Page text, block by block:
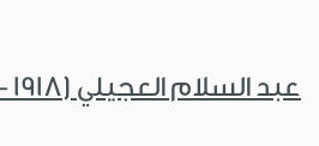
عبد السلام العجيلي (1918 - 2006)